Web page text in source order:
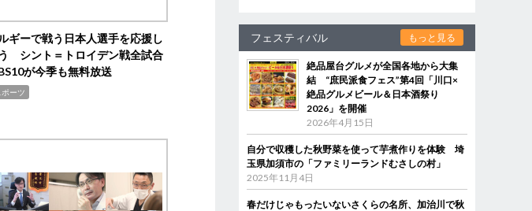
ギーで戦う日本人選手を応援し
シント＝トロイデン戦全試合
が今季も無料放送
ポーツ
フェスティバル もっと見る
絶品屋台グルメが全国各地から大集
結 “庶民派食フェス”第4回「川口×
絶品グルメビール＆日本酒祭り
2026」を開催
2026年4月15日
自分で収穫した秋野菜を使って芋煮作りを体験 埼
玉県加須市の「ファミリーランドむさしの村」
2025年11月4日
春だけじゃもったいないさくらの名所、加治川で秋